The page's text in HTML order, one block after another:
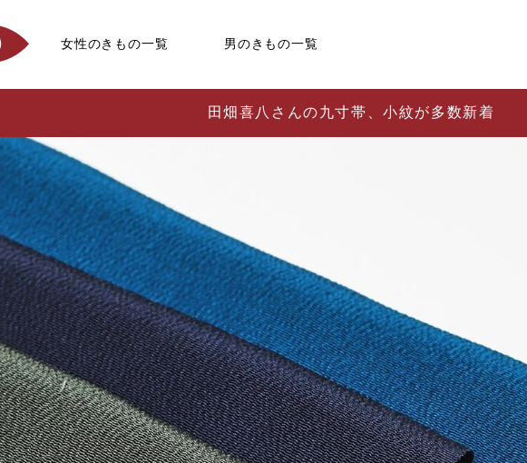
女性のきもの一覧 男のきもの一覧
田畑喜八さんの九寸帯、小紋が多数新着